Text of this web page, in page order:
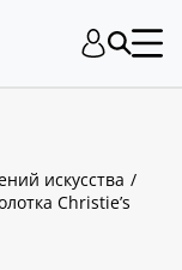
искусства
Christie’s